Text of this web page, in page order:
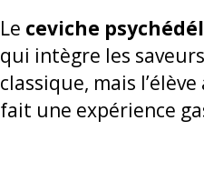
Le ceviche
qui intègre les
classique, mais
fait une expérience